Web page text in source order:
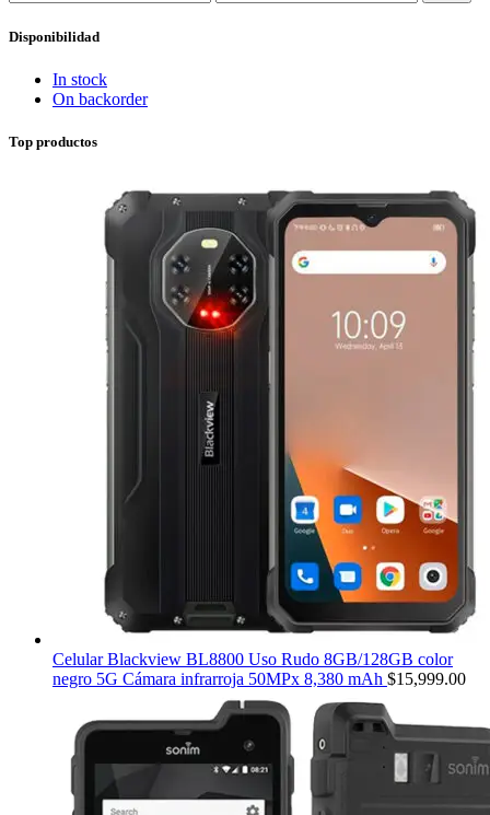
price
price
Disponibilidad
In stock
On backorder
Top productos
Celular Blackview BL8800 Uso Rudo 8GB/128GB color
negro 5G Cámara infrarroja 50MPx 8,380 mAh $15,999.00